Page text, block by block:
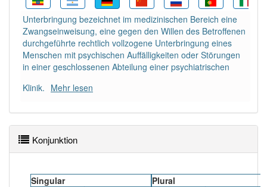
DER:127Ausnahmen Beispiele
DIE:11 043
DAS:2Ausnahmen Beispiele
Häufigkeit: 6 von 10
Unterbringung bezeichnet im medizinischen Bereich eine
Zwangseinweisung, eine gegen den Willen des Betroffenen
durchgeführte rechtlich vollzogene Unterbringung eines
Menschen mit psychischen Auffälligkeiten oder Störungen
in einer geschlossenen Abteilung einer psychiatrischen
Klinik. Mehr lesen
Konjunktion
Singular Plural